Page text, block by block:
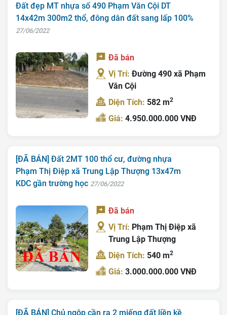
Đất đẹp MT nhựa số 490 Phạm Văn Cội DT
14x42m 300m2 thổ, đông dân đất sang lấp 100%
27/06/2022
Đã bán
Vị Trí:Đường 490 xã Phạm
Văn Cội
Diện Tích: 582 m2
Giá:4.950.000.000 VNĐ
[ĐÃ BÁN] Đất 2MT 100 thổ cư, đường nhựa
Phạm Thị Điệp xã Trung Lập Thượng 13x47m
KDC gần trường học 27/06/2022
Đã bán
Vị Trí: Phạm Thị Điệp xã
Trung Lập Thượng
Diện Tích: 540 m2
Giá:3.000.000.000 VNĐ
[ĐÃ BÁN] Chủ ngộp cần ra 2 miếng đất liền kề